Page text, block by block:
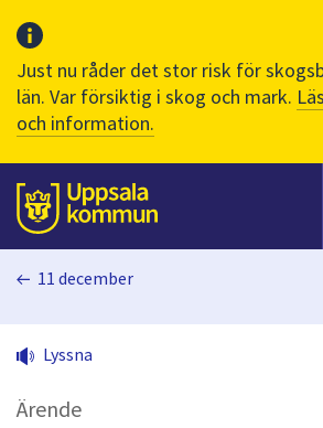
Just nu råder det stor risk för
län. Var försiktig i skog och mark.
och information.
Till sidans
huvudinnehåll
11 december
Lyssna
Ärende